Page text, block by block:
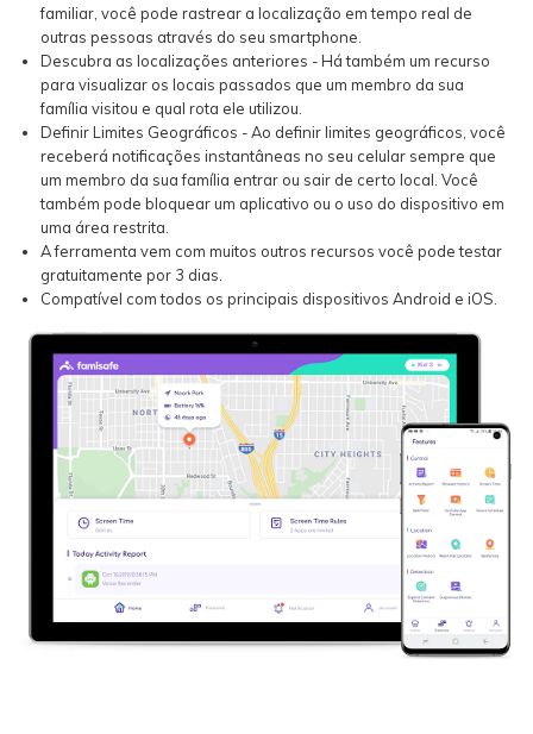
familiar, você pode rastrear a localização em tempo real de
outras pessoas através do seu smartphone.
Descubra as localizações anteriores - Há também um recurso
para visualizar os locais passados que um membro da sua
família visitou e qual rota ele utilizou.
Definir Limites Geográficos - Ao definir limites geográficos, você
receberá notificações instantâneas no seu celular sempre que
um membro da sua família entrar ou sair de certo local. Você
também pode bloquear um aplicativo ou o uso do dispositivo em
uma área restrita.
A ferramenta vem com muitos outros recursos você pode testar
gratuitamente por 3 dias.
Compatível com todos os principais dispositivos Android e iOS.